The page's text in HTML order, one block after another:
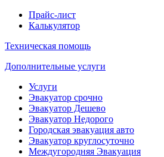
Прайс-лист
Калькулятор
Техническая помощь
Дополнительные услуги
Услуги
Эвакуатор срочно
Эвакуатор Дешево
Эвакуатор Недорого
Городская эвакуация авто
Эвакуатор круглосуточно
Междугородняя Эвакуация